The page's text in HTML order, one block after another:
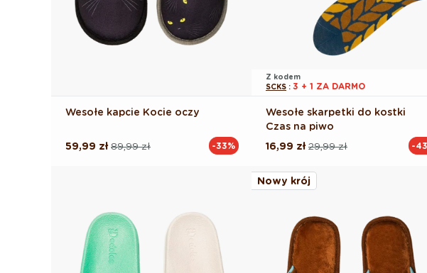
Wesołe kapcie Kocie oczy
Cena
89,99 zł
Cena
59,99 zł -33%
Z kodem
SCKS : 3 + 1 ZA DARMO
Wesołe skarpetki do kostki
Czas na piwo
Cena
29,99 zł
Cena
16,99 zł -
Nowy krój